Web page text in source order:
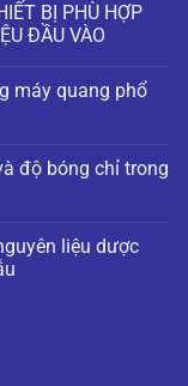
BỊ PHÙ HỢP
ĐẦU VÀO
máy quang phổ
độ bóng chỉ trong
liệu dược